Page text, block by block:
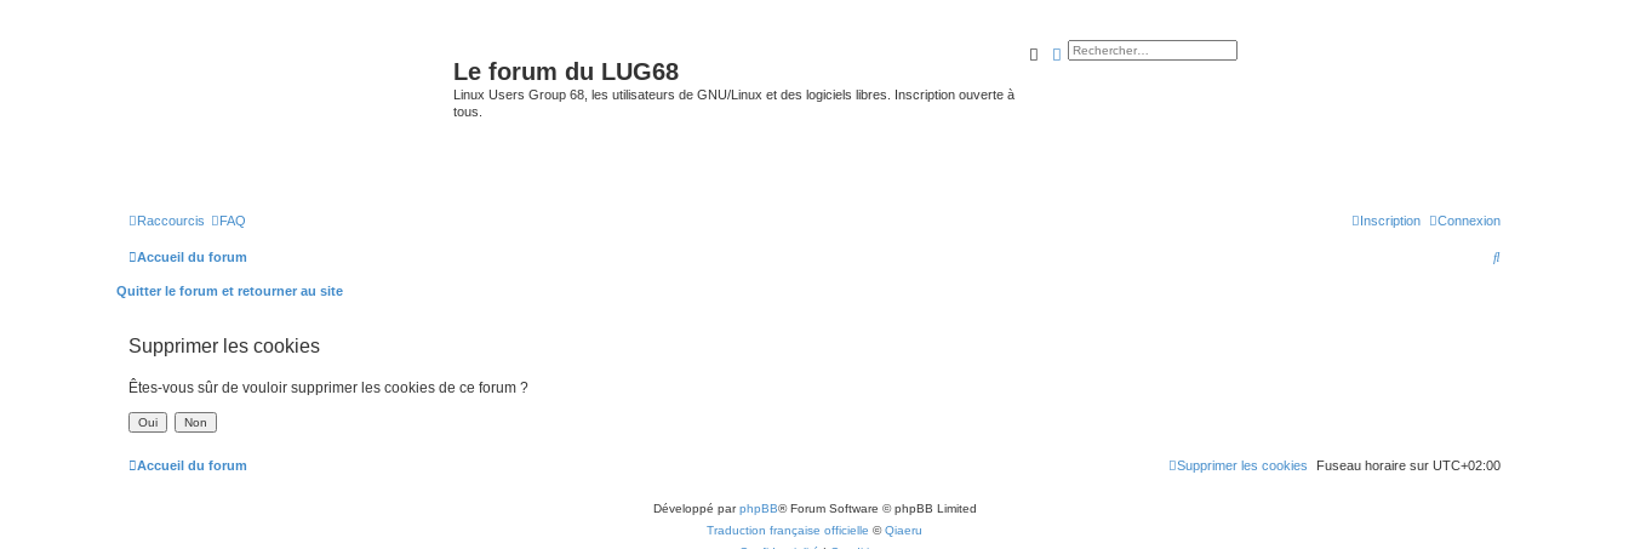
Le forum du LUG68
Linux Users Group 68, les utilisateurs de GNU/Linux et des logiciels libres. Inscription ouverte à
tous.
Rechercher
Recherche avancée
Raccourcis FAQ Connexion
Inscription
Accueil du forum
R
h
Quitter le forum et retourner au site
Supprimer les cookies
Êtes-vous sûr de vouloir supprimer les cookies de ce forum ?
Accueil du forum Fuseau horaire sur UTC+02:00
Supprimer les cookies
Développé parphpBB® Forum Software © phpBB Limited
Traduction française officielle ©Qiaeru